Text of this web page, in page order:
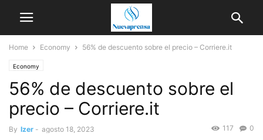
Home Economy 56% de descuento sobre el precio – Corriere.it
Economy
56% de descuento sobre el
precio – Corriere.it
By Izer - agosto 18, 2023 0
117